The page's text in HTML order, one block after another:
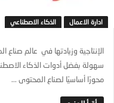
ادارة الاعمال الذكاء الاصطناعي
الإنتاجية وزيادتها في عالم
سهولة بفضل أدوات الذكاء
محورًا أساسيًا لصناع المحتوى ...